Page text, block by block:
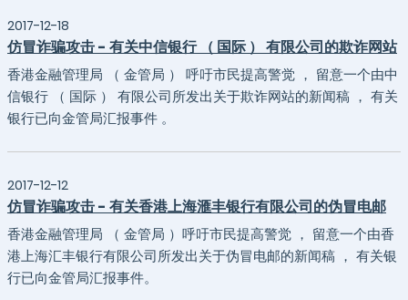
2017-12-18
仿冒诈骗攻击 - 有关中信银行 （ 国际 ） 有限公司的欺诈网站
香港金融管理局 （ 金管局 ） 呼吁市民提高警觉 ， 留意一个由中
信银行 （ 国际 ） 有限公司所发出关于欺诈网站的新闻稿 ， 有关
银行已向金管局汇报事件 。
2017-12-12
仿冒诈骗攻击 - 有关香港上海滙丰银行有限公司的伪冒电邮
香港金融管理局 （ 金管局 ）呼吁市民提高警觉 ， 留意一个由香
港上海汇丰银行有限公司所发出关于伪冒电邮的新闻稿 ， 有关银
行已向金管局汇报事件。